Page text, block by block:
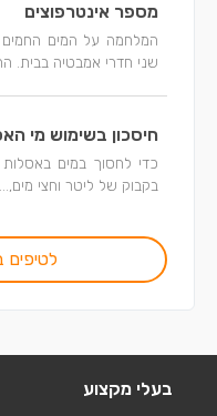
מספר אינטרפוצים
המלחמה על המים החמים
שני חדרי אמבטיה בבית.
חיסכון בשימוש מי
בקבוק של ליטר וחצי מים,...
לטיפים
בעלי מקצוע